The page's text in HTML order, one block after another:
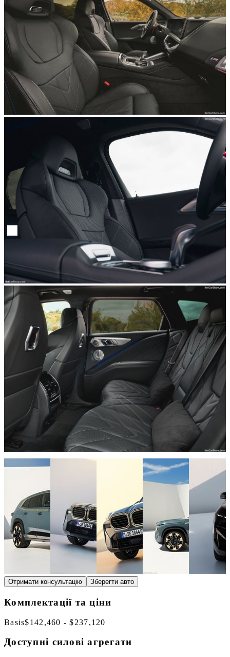
Отримати консультацію Зберегти авто
Комплектації та ціни
Basis$142,460 - $237,120
Доступні силові агрегати